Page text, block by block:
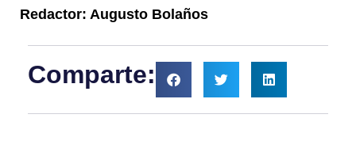
Redactor: Augusto Bolaños
Comparte: